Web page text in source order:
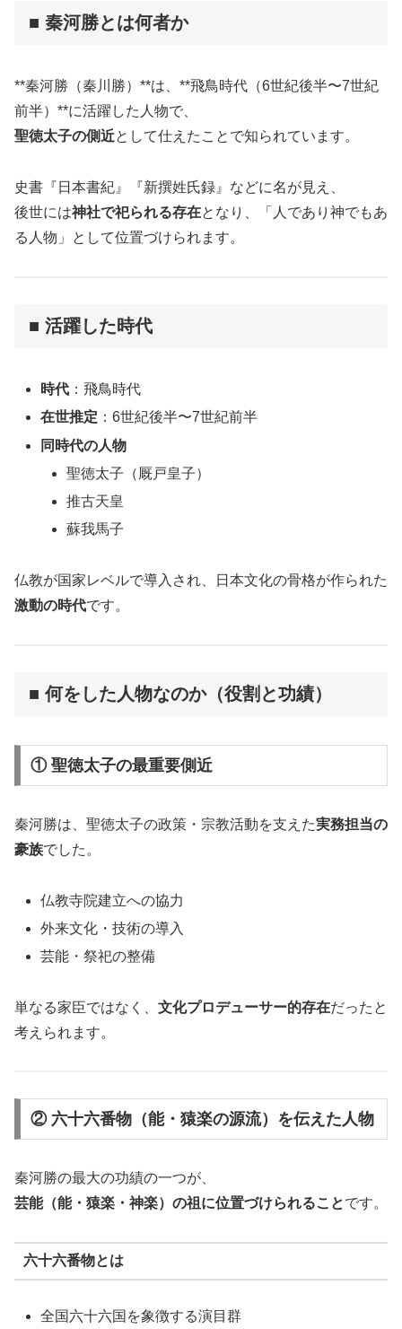
■ 秦河勝とは何者か
**秦河勝（秦川勝）**は、**飛鳥時代（6世紀後半〜7世紀
前半）**に活躍した人物で、
聖徳太子の側近として仕えたことで知られています。
史書『日本書紀』『新撰姓氏録』などに名が見え、
後世には神社で祀られる存在となり、「人であり神でもあ
る人物」として位置づけられます。
■ 活躍した時代
時代 ：飛鳥時代
在世推定 ：6世紀後半〜7世紀前半
同時代の人物
聖徳太子（厩戸皇子）
推古天皇
蘇我馬子
仏教が国家レベルで導入され、日本文化の骨格が作られた
激動の時代です。
■ 何をした人物なのか（役割と功績）
① 聖徳太子の最重要側近
秦河勝は、聖徳太子の政策・宗教活動を支えた実務担当の
豪族でした。
仏教寺院建立への協力
外来文化・技術の導入
芸能・祭祀の整備
単なる家臣ではなく、 文化プロデューサー的存在だったと
考えられます。
② 六十六番物（能・猿楽の源流）を伝えた人物
秦河勝の最大の功績の一つが、
芸能（能・猿楽・神楽）の祖に位置づけられることです。
六十六番物とは
全国六十六国を象徴する演目群